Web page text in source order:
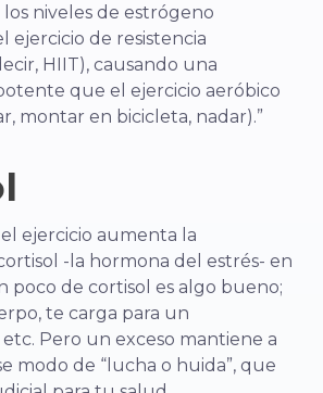
niveles de estrógeno
ejercicio de resistencia
HIIT), causando una
que el ejercicio aeróbico
montar en bicicleta, nadar).”
ejercicio aumenta la
-la hormona del estrés- en
poco de cortisol es algo bueno;
te carga para un
Pero un exceso mantiene a
modo de “lucha o huida”, que